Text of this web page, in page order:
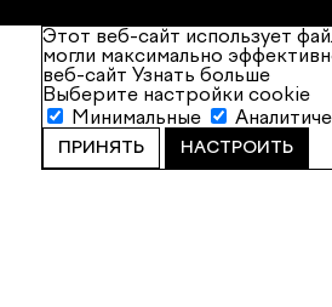
Этот веб-сайт использует
могли максимально
веб-сайт Узнать больше
Выберите настройки cookie
Минимальные
ПРИНЯТЬ НАСТРОИТЬ